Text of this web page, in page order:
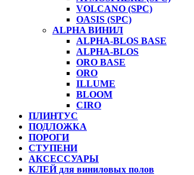
VOLCANO (SPC)
OASIS (SPC)
ALPHA ВИНИЛ
ALPHA-BLOS BASE
ALPHA-BLOS
ORO BASE
ORO
ILLUME
BLOOM
CIRO
ПЛИНТУС
ПОДЛОЖКА
ПОРОГИ
СТУПЕНИ
АКСЕССУАРЫ
КЛЕЙ для виниловых полов